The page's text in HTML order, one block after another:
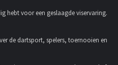
hebt voor een geslaagde viservaring.
de dartsport, spelers, toernooien en